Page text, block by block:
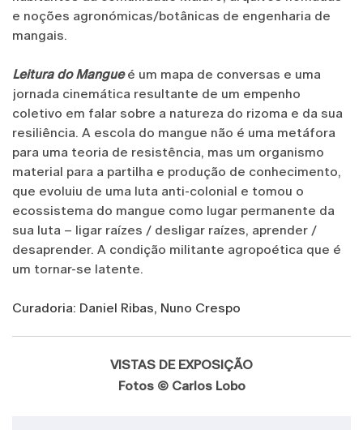
e noções agronómicas/botânicas de engenharia de
mangais.
Leitura do Mangueé um mapa de conversas e uma
jornada cinemática resultante de um empenho
coletivo em falar sobre a natureza do rizoma e da sua
resiliência. A escola do mangue não é uma metáfora
para uma teoria de resistência, mas um organismo
material para a partilha e produção de conhecimento,
que evoluiu de uma luta anti-colonial e tomou o
ecossistema do mangue como lugar permanente da
sua luta – ligar raízes / desligar raízes, aprender /
desaprender. A condição militante agropoética que é
um tornar-se latente.
Curadoria: Daniel Ribas, Nuno Crespo
VISTAS DE EXPOSIÇÃO
Fotos © Carlos Lobo